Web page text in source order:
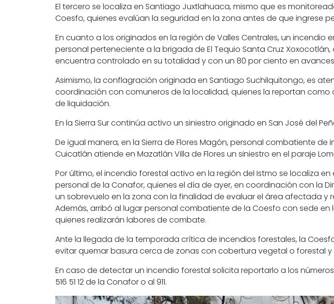
El tercero se localiza en Santiago Juxtlahuaca, mismo que es
Coesfo, quienes evalúan la seguridad en la zona antes de que ingrese
En cuanto a los originados en la región de Valles Centrales, un
personal perteneciente a la brigada de El Tequio Santa Cruz
encuentra controlado en su totalidad y con un 80 por ciento en
Asimismo, la conflagración originada en Santiago Suchilquitongo, es
coordinación con comuneros de la localidad, quienes la reportan
de liquidación.
En la Sierra Sur continúa activo un siniestro originado en San José del
De igual manera, en la Sierra de Flores Magón, personal combatiente
Cuicatlán atiende en Mazatlán Villa de Flores un siniestro en el paraje
Por último, el incendio forestal activo en la región del Istmo se localiza
personal de la Conafor, quienes el día de ayer, en coordinación con la
un sobrevuelo en la zona con la finalidad de evaluar el área afectada y
Además, arribó al lugar personal combatiente de la Coesfo con sede
quienes realizarán labores de combate.
Ante la llegada de la temporada crítica de incendios forestales, la
evitar quemar basura cerca de zonas con cobertura vegetal o forestal
En caso de detectar un incendio forestal solicita reportarlo a los números
516 51 12 de la Conafor o al 911.